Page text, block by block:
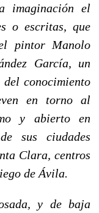
imaginación el
o escritas, que
pintor Manolo
García, un
conocimiento
en torno al
y abierto en
sus ciudades
Clara, centros
de Ávila.
y de baja